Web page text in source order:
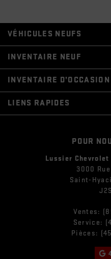
POUR
Lussier Chevrolet
3000
Saint-
Ventes:
Service:
Pièces:
VÉHICULES NEUFS
INVENTAIRE NEUF
INVENTAIRE D’OCCASION
LIENS RAPIDES